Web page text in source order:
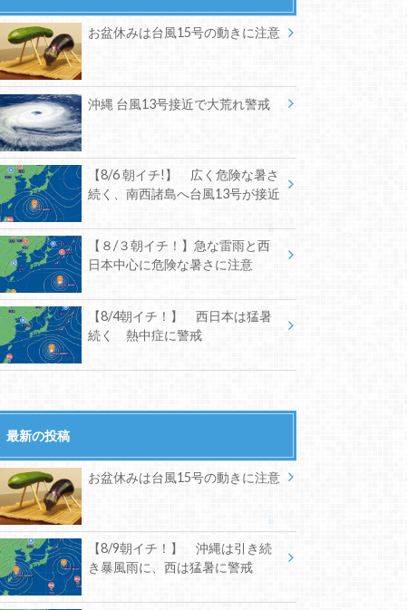
お盆休みは台風15号の動きに注意
沖縄 台風13号接近で大荒れ警戒
【8/6 朝イチ!】 広く危険な暑さ
続く、南西諸島へ台風13号が接近
【８/３朝イチ！】急な雷雨と西
日本中心に危険な暑さに注意
【8/4朝イチ！】 西日本は猛暑
続く 熱中症に警戒
最新の投稿
お盆休みは台風15号の動きに注意
【8/9朝イチ！】 沖縄は引き続
き暴風雨に、西は猛暑に警戒